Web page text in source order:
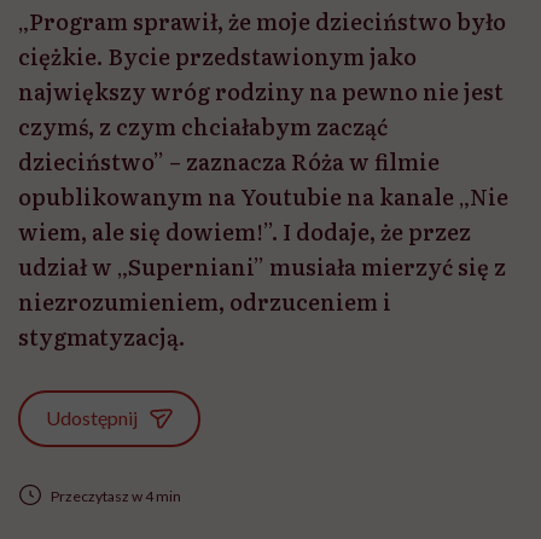
„Program sprawił, że moje dzieciństwo było
ciężkie. Bycie przedstawionym jako
największy wróg rodziny na pewno nie jest
czymś, z czym chciałabym zacząć
dzieciństwo” – zaznacza Róża w filmie
opublikowanym na Youtubie na kanale „Nie
wiem, ale się dowiem!”. I dodaje, że przez
udział w „Superniani” musiała mierzyć się z
niezrozumieniem, odrzuceniem i
stygmatyzacją.
Udostępnij
Przeczytasz w 4 min